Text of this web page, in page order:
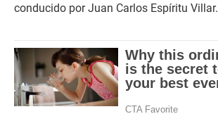
conducido por Juan Carlos Espíritu Villar.